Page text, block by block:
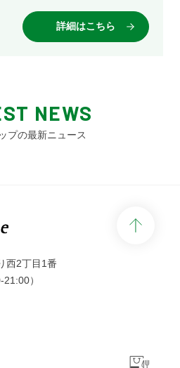
詳細はこちら
NEWS
プの最新ニュース
西2丁目1番
21:00）